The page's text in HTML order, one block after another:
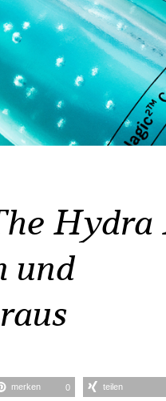
Hydra
und
merken 0 teilen